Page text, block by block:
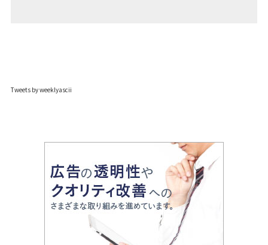
Tweets by weeklyascii